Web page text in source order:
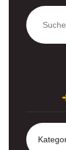
Kategorien